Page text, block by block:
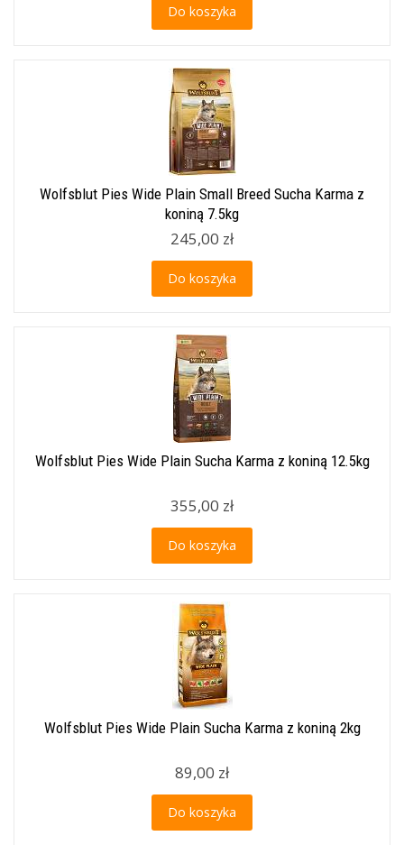
Do koszyka
Wolfsblut Pies Wide Plain Small Breed Sucha Karma z
koniną 7.5kg
245,00 zł
Do koszyka
Wolfsblut Pies Wide Plain Sucha Karma z koniną 12.5kg
355,00 zł
Do koszyka
Wolfsblut Pies Wide Plain Sucha Karma z koniną 2kg
89,00 zł
Do koszyka